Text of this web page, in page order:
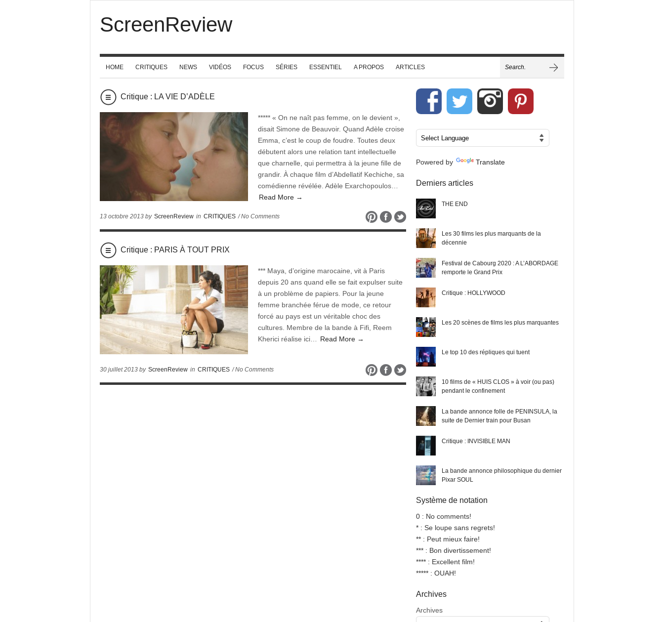
ScreenReview
HOME CRITIQUES NEWS VIDÉOS FOCUS SÉRIES ESSENTIEL A PROPOS ARTICLES
Critique : LA VIE D’ADÈLE
***** « On ne naît pas femme, on le devient »,
disait Simone de Beauvoir. Quand Adèle croise
Emma, c’est le coup de foudre. Toutes deux
débutent alors une relation tant intellectuelle
que charnelle, qui permettra à la jeune fille de
grandir. À chaque film d’Abdellatif Kechiche, sa
comédienne révélée. Adèle Exarchopoulos…
Read More →
13 octobre 2013 by ScreenReview in CRITIQUES / No Comments
Critique : PARIS À TOUT PRIX
*** Maya, d’origine marocaine, vit à Paris
depuis 20 ans quand elle se fait expulser suite
à un problème de papiers. Pour la jeune
femme branchée férue de mode, ce retour
forcé au pays est un véritable choc des
cultures. Membre de la bande à Fifi, Reem
Kherici réalise ici…
Read More →
30 juillet 2013 by ScreenReview in CRITIQUES / No Comments
Powered by Translate
Derniers articles
THE END
Les 30 films les plus marquants de la
décennie
Festival de Cabourg 2020 : A L’ABORDAGE
remporte le Grand Prix
Critique : HOLLYWOOD
Les 20 scènes de films les plus marquantes
Le top 10 des répliques qui tuent
10 films de « HUIS CLOS » à voir (ou pas)
pendant le confinement
La bande annonce folle de PENINSULA, la
suite de Dernier train pour Busan
Critique : INVISIBLE MAN
La bande annonce philosophique du dernier
Pixar SOUL
Système de notation
0 : No comments!
* : Se loupe sans regrets!
** : Peut mieux faire!
*** : Bon divertissement!
**** : Excellent film!
***** : OUAH!
Archives
Archives